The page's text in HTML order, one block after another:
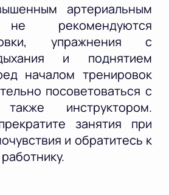
артериальным
рекомендуются
упражнения с
и поднятием
началом тренировок
посоветоваться с
инструктором.
занятия при
и обратитесь к